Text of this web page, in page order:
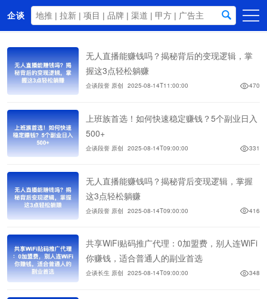
企谈
商务资源
资讯动态
关于我们
无人直播能赚钱吗？揭秘背后的变现逻辑，掌
握这3点轻松躺赚
企谈段誉 原创 2025-08-14T11:00:00 470
上班族首选！如何快速稳定赚钱？5个副业日入
500+
企谈段誉 原创 2025-08-14T09:00:00 331
无人直播能赚钱吗？揭秘背后变现逻辑，掌握
这3点轻松躺赚
企谈段誉 原创 2025-08-14T09:00:00 416
共享WiFi贴码推广代理：0加盟费，别人连WiFi
你赚钱，适合普通人的副业首选
企谈长生 原创 2025-08-14T09:00:00 348